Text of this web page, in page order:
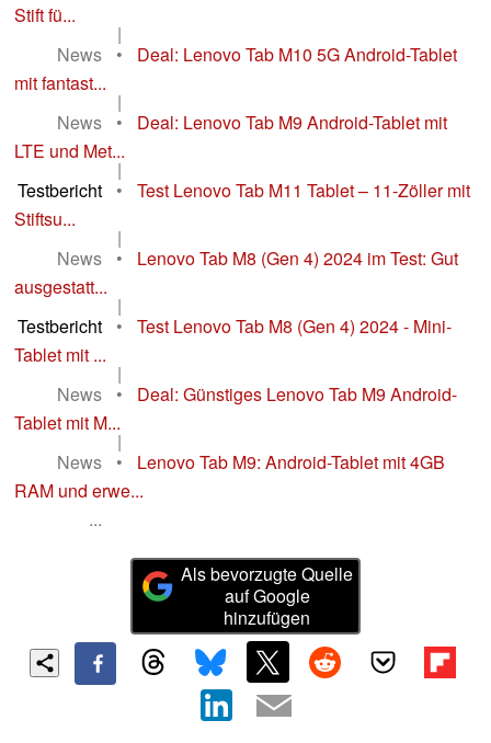
Stift fü...
|
News
•
Deal: Lenovo Tab M10 5G Android-Tablet
mit fantast...
|
News
•
Deal: Lenovo Tab M9 Android-Tablet mit
LTE und Met...
|
Testbericht
•
Test Lenovo Tab M11 Tablet – 11-Zöller mit
Stiftsu...
|
News
•
Lenovo Tab M8 (Gen 4) 2024 im Test: Gut
ausgestatt...
|
Testbericht
•
Test Lenovo Tab M8 (Gen 4) 2024 - Mini-
Tablet mit ...
|
News
•
Deal: Günstiges Lenovo Tab M9 Android-
Tablet mit M...
|
News
•
Lenovo Tab M9: Android-Tablet mit 4GB
RAM und erwe...
...
Als bevorzugte Quelle
auf Google
hinzufügen